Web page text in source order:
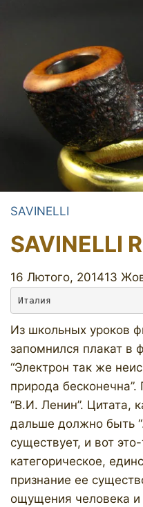
SAVINELLI
SAVINELLI
16 Лютого, 201413
Италия
Из школьных уроков
запомнился плакат в
“Электрон так же
природа
“В.И. Ленин”. Цитата,
дальше должно быть
существует, и вот
категорическое,
признание ее
ощущения человека и